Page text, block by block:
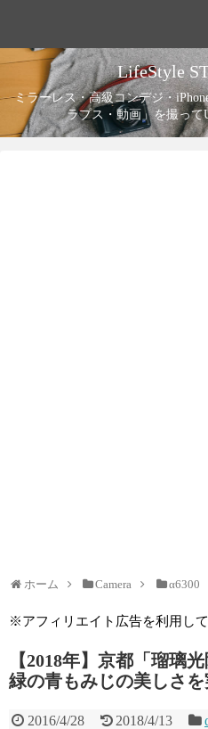
LifeStyle
ミラーレス・高級コンデジ・
ラプス・動画」を撮って
ホーム Camera α6300
※アフィリエイト広告を利用し
【2018年】京都「瑠璃
緑の青もみじの美しさ
2016/4/28 2018/4/13